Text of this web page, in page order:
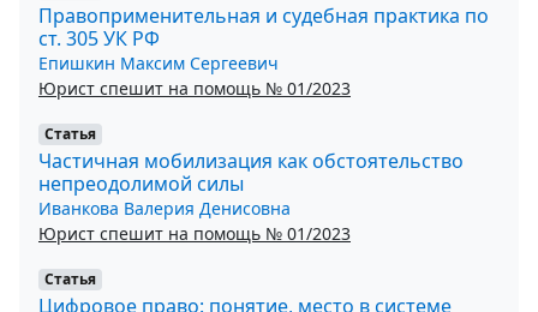
Правоприменительная и судебная практика по
ст. 305 УК РФ
Епишкин Максим Сергеевич
Юрист спешит на помощь № 01/2023
Статья
Частичная мобилизация как обстоятельство
непреодолимой силы
Иванкова Валерия Денисовна
Юрист спешит на помощь № 01/2023
Статья
Цифровое право: понятие, место в системе